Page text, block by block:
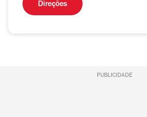
Direções
PUBLICIDADE